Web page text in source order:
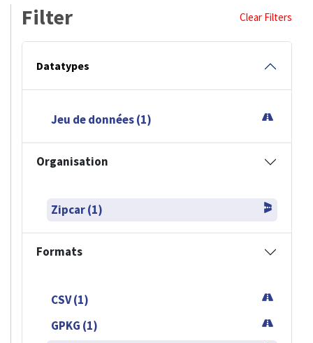
Filter Clear Filters
Datatypes
Jeu de données (1)
Organisation
Zipcar (1)
Formats
CSV (1)
GPKG (1)